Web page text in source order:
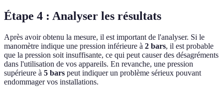
Étape 4 : Analyser les résultats
Après avoir obtenu la mesure, il est important de l'analyser. Si le
manomètre indique une pression inférieure à 2 bars, il est probable
que la pression soit insuffisante, ce qui peut causer des désagréments
dans l'utilisation de vos appareils. En revanche, une pression
supérieure à 5 bars peut indiquer un problème sérieux pouvant
endommager vos installations.